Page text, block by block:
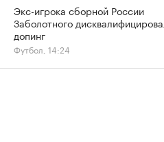
Экс-игрока сборной России
Заболотного
допинг
Футбол, 14:24